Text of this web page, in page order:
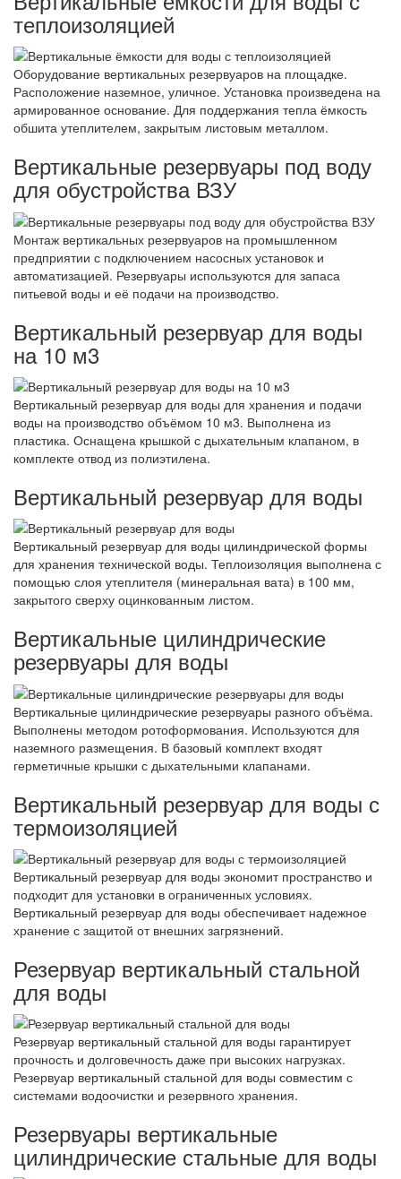
теплоизоляцией
Оборудование вертикальных резервуаров на площадке.
Расположение наземное, уличное. Установка произведена на
армированное основание. Для поддержания тепла ёмкость
обшита утеплителем, закрытым листовым металлом.
Вертикальные резервуары под воду
для обустройства ВЗУ
Монтаж вертикальных резервуаров на промышленном
предприятии с подключением насосных установок и
автоматизацией. Резервуары используются для запаса
питьевой воды и её подачи на производство.
Вертикальный резервуар для воды
на 10 м3
Вертикальный резервуар для воды для хранения и подачи
воды на производство объёмом 10 м3. Выполнена из
пластика. Оснащена крышкой с дыхательным клапаном, в
комплекте отвод из полиэтилена.
Вертикальный резервуар для воды
Вертикальный резервуар для воды цилиндрической формы
для хранения технической воды. Теплоизоляция выполнена с
помощью слоя утеплителя (минеральная вата) в 100 мм,
закрытого сверху оцинкованным листом.
Вертикальные цилиндрические
резервуары для воды
Вертикальные цилиндрические резервуары разного объёма.
Выполнены методом ротоформования. Используются для
наземного размещения. В базовый комплект входят
герметичные крышки с дыхательными клапанами.
Вертикальный резервуар для воды с
термоизоляцией
Вертикальный резервуар для воды экономит пространство и
подходит для установки в ограниченных условиях.
Вертикальный резервуар для воды обеспечивает надежное
хранение с защитой от внешних загрязнений.
Резервуар вертикальный стальной
для воды
Резервуар вертикальный стальной для воды гарантирует
прочность и долговечность даже при высоких нагрузках.
Резервуар вертикальный стальной для воды совместим с
системами водоочистки и резервного хранения.
Резервуары вертикальные
цилиндрические стальные для воды